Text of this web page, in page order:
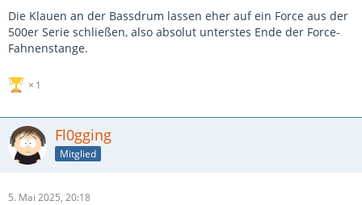
Die Klauen an der Bassdrum lassen eher auf ein Force aus der
500er Serie schließen, also absolut unterstes Ende der Force-
Fahnenstange.
1
Fl0gging
Mitglied
5. Mai 2025, 20:18